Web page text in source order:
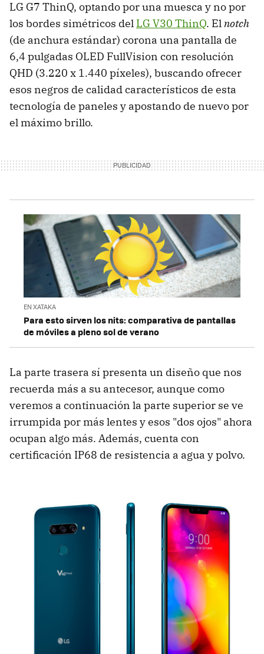
LG G7 ThinQ, optando por una muesca y no por
los bordes simétricos del LG V30 ThinQ. Elnotch
(de anchura estándar) corona una pantalla de
6,4 pulgadas OLED FullVision con resolución
QHD (3.220 x 1.440 píxeles), buscando ofrecer
esos negros de calidad característicos de esta
tecnología de paneles y apostando de nuevo por
el máximo brillo.
EN XATAKA
Para esto sirven los nits: comparativa de pantallas
de móviles a pleno sol de verano
La parte trasera sí presenta un diseño que nos
recuerda más a su antecesor, aunque como
veremos a continuación la parte superior se ve
irrumpida por más lentes y esos "dos ojos" ahora
ocupan algo más. Además, cuenta con
certificación IP68 de resistencia a agua y polvo.